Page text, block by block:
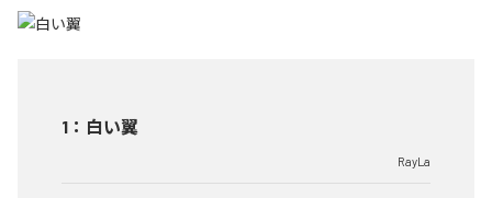
1 ： 白い翼
RayLa